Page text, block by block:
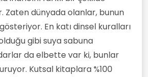
Zaten dünyada olanlar, bunun
En katı dinsel kuralları
gibi suya sabuna
da elbette var ki, bunlar
Kutsal kitaplara %100